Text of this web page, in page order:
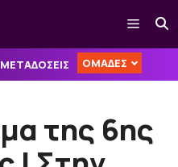
Μενού
ΜΕΤΑΔΟΣΕΙΣ ΟΜΑΔΕΣ
της 6ης